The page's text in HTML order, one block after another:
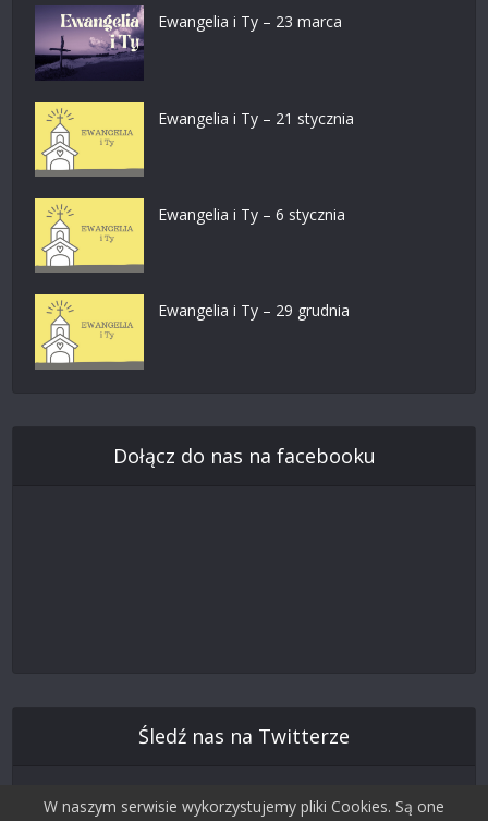
Ewangelia i Ty – 23 marca
Ewangelia i Ty – 21 stycznia
Ewangelia i Ty – 6 stycznia
Ewangelia i Ty – 29 grudnia
Dołącz do nas na facebooku
Śledź nas na Twitterze
W naszym serwisie wykorzystujemy pliki Cookies. Są one